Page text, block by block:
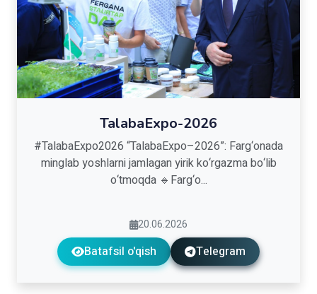
TalabaExpo-2026
#TalabaExpo2026 “TalabaExpo–2026”: Farg‘onada
minglab yoshlarni jamlagan yirik ko‘rgazma bo‘lib
o‘tmoqda 🔹Farg‘o...
20.06.2026
Batafsil o'qish Telegram